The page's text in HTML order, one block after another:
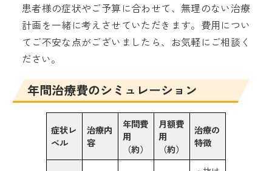
患者様の症状やご予算に合わせて、無理のない治療
計画を一緒に考えさせていただきます。費用につい
てご不安な点がございましたら、お気軽にご相談く
ださい。
年間治療費のシミュレーション
症状レ
ベル
治療内
容
年間費
用
（約）
月額費
用
（約）
治療の
特徴